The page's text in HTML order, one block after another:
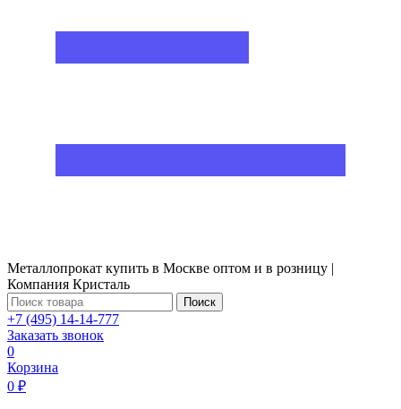
Металлопрокат купить в Москве оптом и в розницу |
Компания Кристаль
Поиск
+7 (495) 14-14-777
Заказать звонок
0
Корзина
0 ₽